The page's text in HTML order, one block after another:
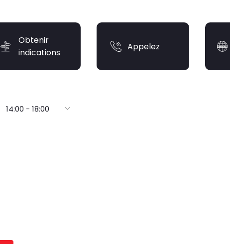
Obtenir
indications
Appelez
14:00 - 18:00